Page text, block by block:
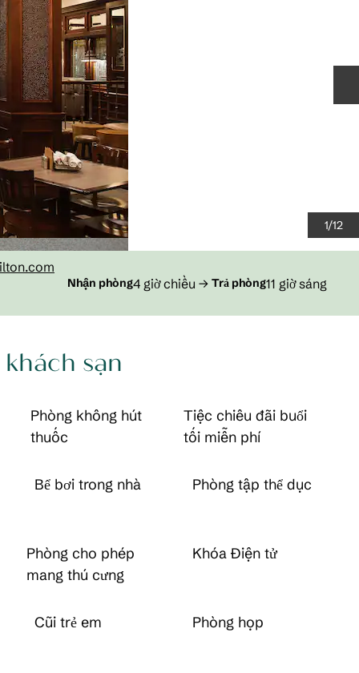
1/12
Nhận phòng4 giờ chiều → Trả phòng11 giờ sáng
sạn
Phòng không hút
thuốc
Tiệc chiêu đãi buổi
tối miễn phí
Bể bơi trong nhà Phòng tập thể dục
Phòng cho phép
mang thú cưng
Khóa Điện tử
Cũi trẻ em Phòng họp